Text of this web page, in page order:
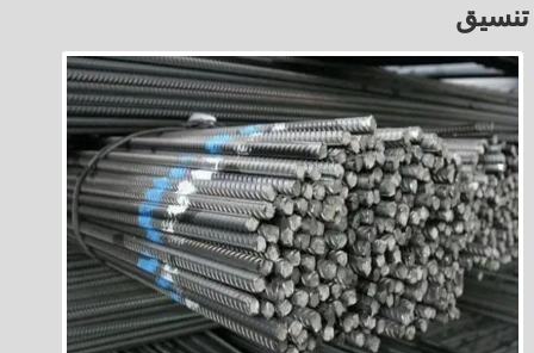
تنسيق